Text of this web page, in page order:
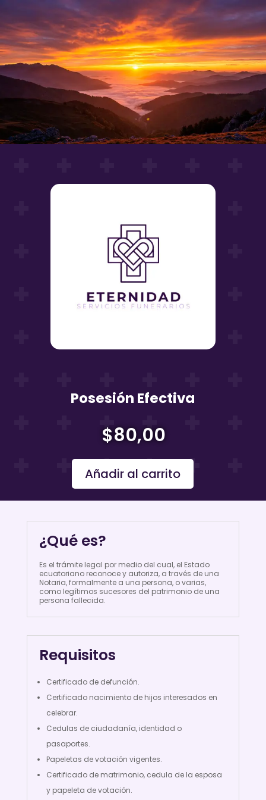
Posesión Efectiva
$80,00
Añadir al carrito
¿Qué es?
Es el trámite legal por medio del cual, el Estado
ecuatoriano reconoce y autoriza, a través de una
Notaria, formalmente a una persona, o varias,
como legítimos sucesores del patrimonio de una
persona fallecida.
Requisitos
Certificado de defunción.
Certificado nacimiento de hijos interesados en
celebrar.
Cedulas de ciudadanía, identidad o
pasaportes.
Papeletas de votación vigentes.
Certificado de matrimonio, cedula de la esposa
y papeleta de votación.